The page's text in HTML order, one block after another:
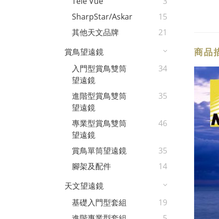
SharpStar/Askar
15
其他天文品牌
21
賞鳥望遠鏡
入門型賞鳥雙筒
望遠鏡
34
進階型賞鳥雙筒
望遠鏡
35
專業型賞鳥雙筒
望遠鏡
46
賞鳥單筒望遠鏡
35
腳架及配件
14
天文望遠鏡
基礎入門型套組
19
商品